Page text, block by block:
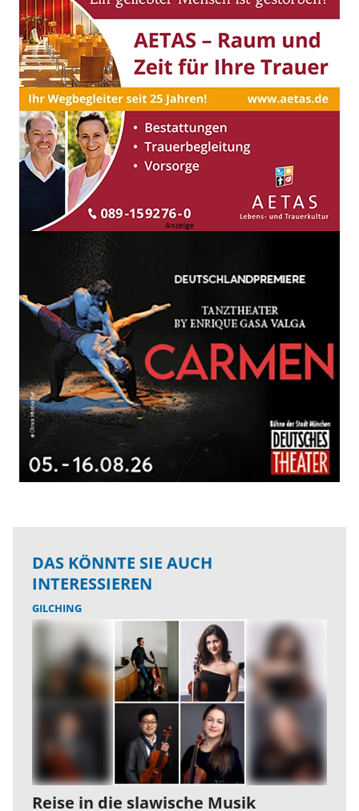
DAS KÖNNTE SIE AUCH
INTERESSIEREN
GILCHING
Reise in die slawische Musik